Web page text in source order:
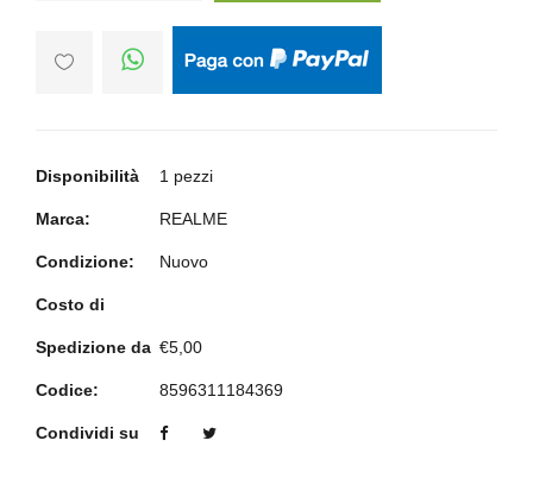
Disponibilità 1 pezzi
Marca: REALME
Condizione: Nuovo
Costo di
Spedizione da €5,00
Codice: 8596311184369
Condividi su